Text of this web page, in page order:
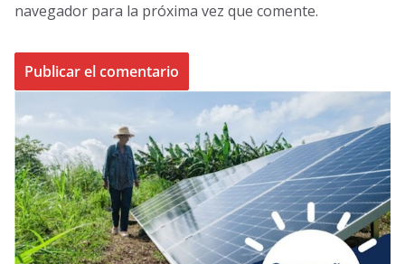
navegador para la próxima vez que comente.